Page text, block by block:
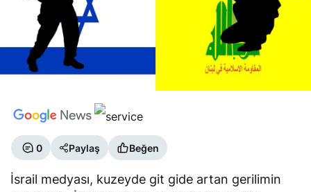
0 Paylaş Beğen
İsrail medyası, kuzeyde git gide artan gerilimin